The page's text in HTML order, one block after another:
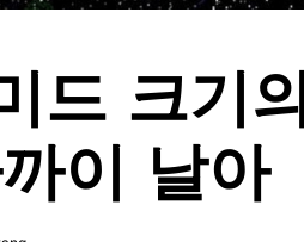
드 크기
이 날아